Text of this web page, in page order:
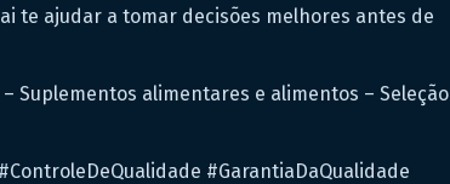
te ajudar a tomar decisões melhores antes de
– Suplementos alimentares e alimentos – Seleção
#GarantiaDaQualidade